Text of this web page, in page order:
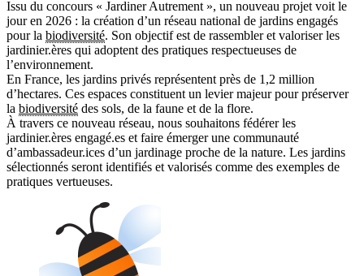
Issu du concours « Jardiner Autrement », un nouveau projet voit le
jour en 2026 : la création d’un réseau national de jardins engagés
pour la biodiversité. Son objectif est de rassembler et valoriser les
jardinier.ères qui adoptent des pratiques respectueuses de
l’environnement.
En France, les jardins privés représentent près de 1,2 million
d’hectares. Ces espaces constituent un levier majeur pour préserver
la biodiversité des sols, de la faune et de la flore.
À travers ce nouveau réseau, nous souhaitons fédérer les
jardinier.ères engagé.es et faire émerger une communauté
d’ambassadeur.ices d’un jardinage proche de la nature. Les jardins
sélectionnés seront identifiés et valorisés comme des exemples de
pratiques vertueuses.